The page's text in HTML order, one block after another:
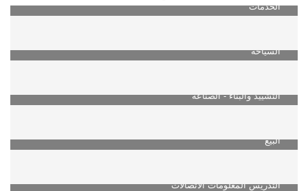
الخدمات
السياحة
التشييد والبناء - الصناعة
البيع
التدريس المعلومات الاتصالات